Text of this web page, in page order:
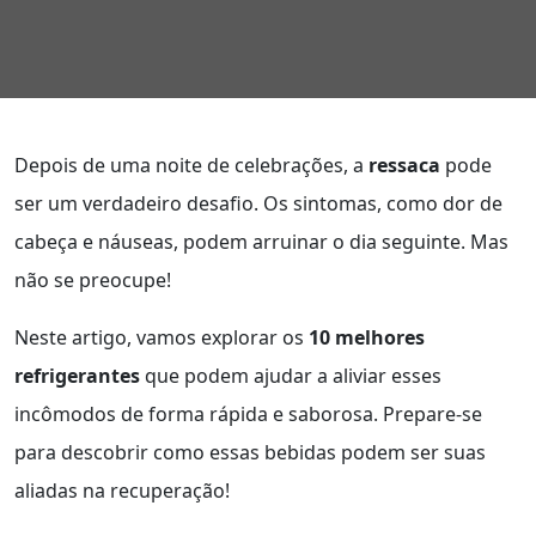
Depois de uma noite de celebrações, a ressaca pode
ser um verdadeiro desafio. Os sintomas, como dor de
cabeça e náuseas, podem arruinar o dia seguinte. Mas
não se preocupe!
Neste artigo, vamos explorar os 10 melhores
refrigerantesque podem ajudar a aliviar esses
incômodos de forma rápida e saborosa. Prepare-se
para descobrir como essas bebidas podem ser suas
aliadas na recuperação!